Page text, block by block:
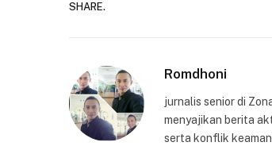
SHARE.
Romdhoni
jurnalis senior di
menyajikan berita
serta konflik